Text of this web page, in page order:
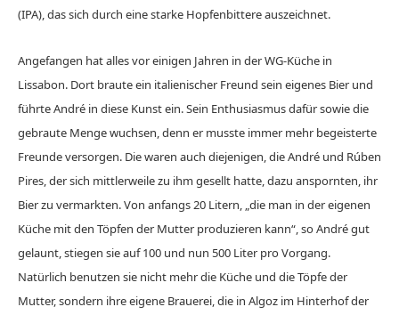
(IPA), das sich durch eine starke Hopfenbittere auszeichnet.
Angefangen hat alles vor einigen Jahren in der WG-Küche in
Lissabon. Dort braute ein italienischer Freund sein eigenes Bier und
führte André in diese Kunst ein. Sein Enthusiasmus dafür sowie die
gebraute Menge wuchsen, denn er musste immer mehr begeisterte
Freunde versorgen. Die waren auch diejenigen, die André und Rúben
Pires, der sich mittlerweile zu ihm gesellt hatte, dazu anspornten, ihr
Bier zu vermarkten. Von anfangs 20 Litern, „die man in der eigenen
Küche mit den Töpfen der Mutter produzieren kann“, so André gut
gelaunt, stiegen sie auf 100 und nun 500 Liter pro Vorgang.
Natürlich benutzen sie nicht mehr die Küche und die Töpfe der
Mutter, sondern ihre eigene Brauerei, die in Algoz im Hinterhof der